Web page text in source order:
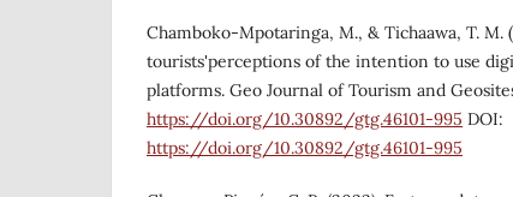
Chamboko-Mpotaringa, M., & Tichaawa, T. M.
tourists'perceptions of the intention to use
platforms. Geo Journal of Tourism and
https://doi.org/10.30892/gtg.46101-995 DOI:
https://doi.org/10.30892/gtg.46101-995